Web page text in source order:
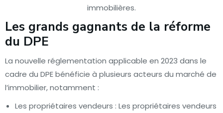
immobilières.
Les grands gagnants de la réforme
du DPE
La nouvelle réglementation applicable en 2023 dans le
cadre du DPE bénéficie à plusieurs acteurs du marché de
l’immobilier, notamment :
Les propriétaires vendeurs : Les propriétaires vendeurs